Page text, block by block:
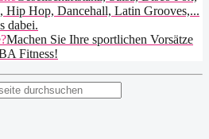
Hip Hop, Dancehall, Latin Grooves,...
dabei.
Machen Sie Ihre sportlichen Vorsätze
Fitness!